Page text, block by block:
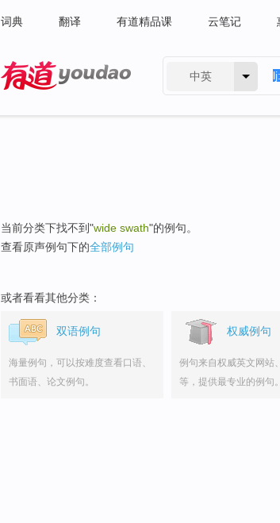
词典 翻译 有道精品课 云笔记
中英
当前分类下找不到"wide swath"的例句。
查看原声例句下的全部例句
或者看看其他分类：
双语例句
海量例句，可以按难度查看口语、
书面语、论文例句。
权威例句
例句来自权威英文网站
等，提供最专业的例句。